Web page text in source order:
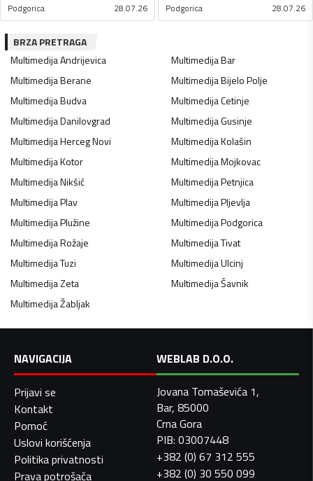
Podgorica 28.07.26 Podgorica 28.07.26
BRZA PRETRAGA
MultimedijaAndrijevica MultimedijaBar
MultimedijaBerane MultimedijaBijelo Polje
MultimedijaBudva MultimedijaCetinje
MultimedijaDanilovgrad MultimedijaGusinje
MultimedijaHerceg Novi MultimedijaKolašin
MultimedijaKotor MultimedijaMojkovac
MultimedijaNikšić MultimedijaPetnjica
MultimedijaPlav MultimedijaPljevlja
MultimedijaPlužine MultimedijaPodgorica
MultimedijaRožaje MultimedijaTivat
MultimedijaTuzi MultimedijaUlcinj
MultimedijaZeta MultimedijaŠavnik
MultimedijaŽabljak
NAVIGACIJA
Prijavi se
Kontakt
Pomoć
Uslovi korišćenja
Politika privatnosti
Prava potrošača
WEBLAB D.O.O.
Jovana Tomaševića 1,
Bar, 85000
Crna Gora
PIB: 03007448
+382 (0) 67 312 555
+382 (0) 30 550 099